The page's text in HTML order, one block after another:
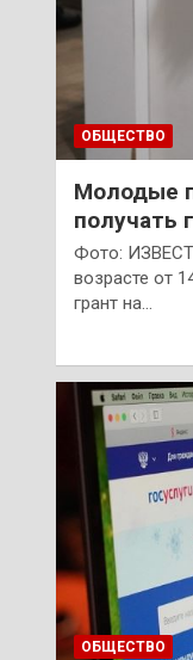
ОБЩЕСТВО
Молодые
получать
Фото:
возрасте от
грант на…
ОБЩЕСТВО